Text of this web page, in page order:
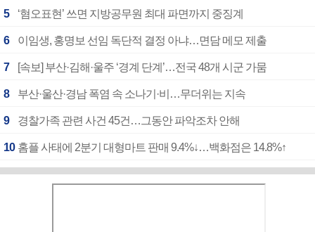
5 ‘혐오표현’ 쓰면 지방공무원 최대 파면까지 중징계
6 이임생, 홍명보 선임 독단적 결정 아냐…면담 메모 제출
7 [속보] 부산·김해·울주 ‘경계 단계’…전국 48개 시군 가뭄
8 부산·울산·경남 폭염 속 소나기·비…무더위는 지속
9 경찰가족 관련 사건 45건…그동안 파악조차 안해
10 홈플 사태에 2분기 대형마트 판매 9.4%↓…백화점은 14.8%↑